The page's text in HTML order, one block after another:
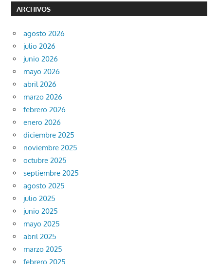
ARCHIVOS
agosto 2026
julio 2026
junio 2026
mayo 2026
abril 2026
marzo 2026
febrero 2026
enero 2026
diciembre 2025
noviembre 2025
octubre 2025
septiembre 2025
agosto 2025
julio 2025
junio 2025
mayo 2025
abril 2025
marzo 2025
febrero 2025